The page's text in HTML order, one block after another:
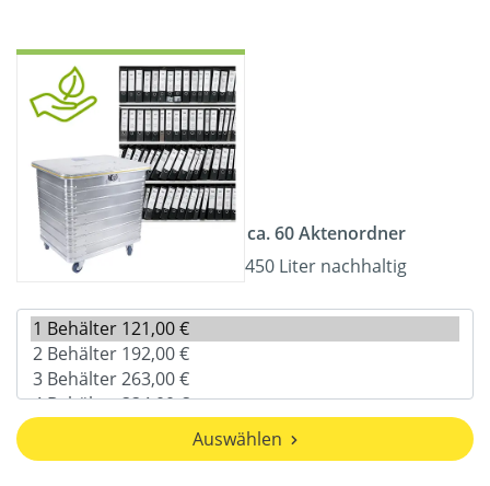
ca. 60 Aktenordner
450 Liter nachhaltig
Auswählen